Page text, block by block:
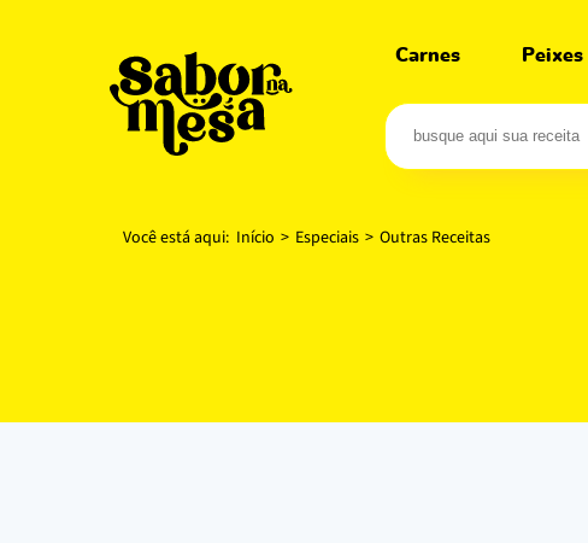
Carnes Peixes
Você está aqui: Início > Especiais > Outras Receitas